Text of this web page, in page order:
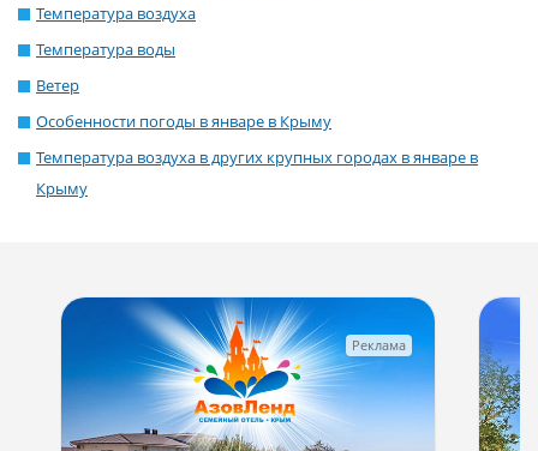
Температура воздуха
Температура воды
Ветер
Особенности погоды в январе в Крыму
Температура воздуха в других крупных городах в январе в
Крыму
Реклама